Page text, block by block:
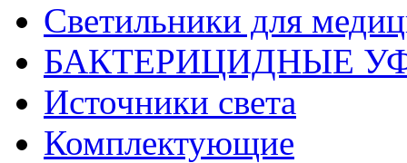
Светильники для
БАКТЕРИЦИДНЫЕ
Источники света
Комплектующие